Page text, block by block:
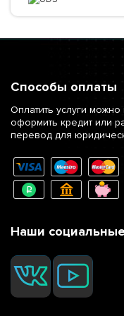
Способы оплаты
Оплатить услуги
оформить кредит или
перевод для
Наши